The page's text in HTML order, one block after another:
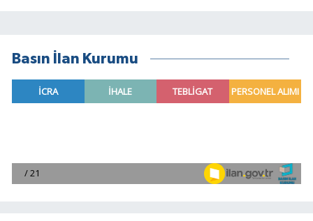
Basın İlan Kurumu